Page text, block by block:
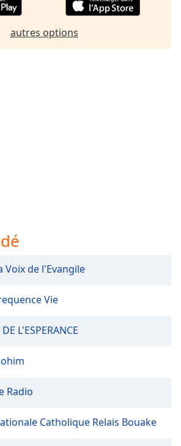
autres options
Voix de l'Evangile
Vie
L'ESPERANCE
Radio
Catholique Relais Bouake